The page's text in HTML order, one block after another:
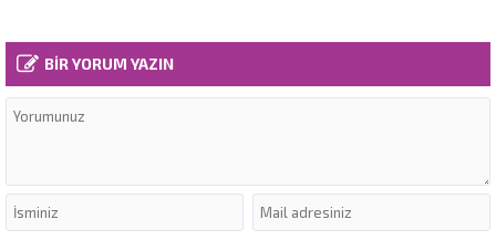
BİR YORUM YAZIN